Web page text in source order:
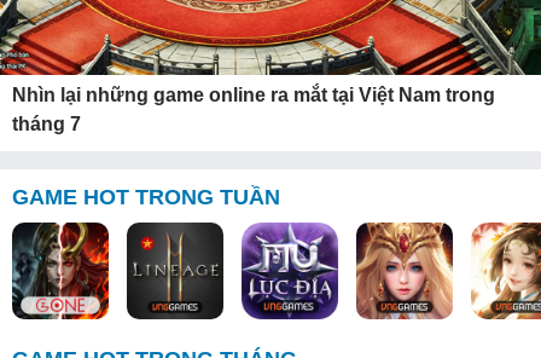
Nhìn lại những game online ra mắt tại Việt Nam trong
tháng 7
GAME HOT TRONG TUẦN